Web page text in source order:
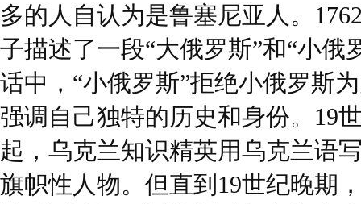
多的人自认为是鲁塞尼亚人。
子描述了一段“大俄罗斯”和“小俄
话中，“小俄罗斯”拒绝小俄罗斯
强调自己独特的历史和身份。19
起，乌克兰知识精英用乌克兰语
旗帜性人物。但直到19世纪晚期